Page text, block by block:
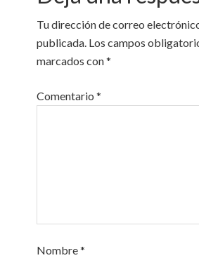
Tu dirección de correo
publicada. Los campos
marcados con*
Comentario*
Nombre*